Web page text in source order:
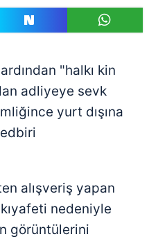
"halkı kin
adliyeye sevk
yurt dışına
alışveriş yapan
nedeniyle
görüntülerini